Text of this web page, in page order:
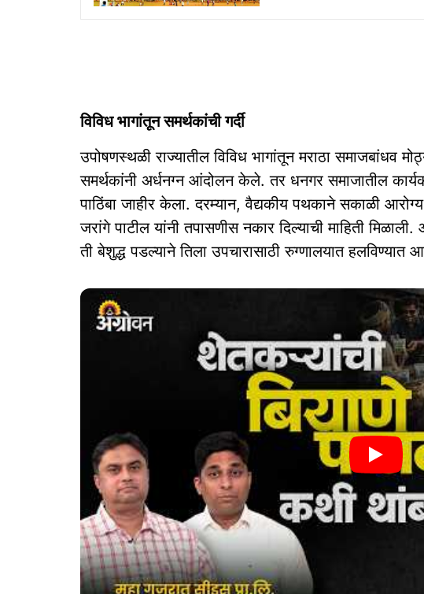
विविध भागांतून समर्थकांची गर्दी
उपोषणस्थळी राज्यातील विविध भागांतून मराठा समाजबांधव
समर्थकांनी अर्धनग्न आंदोलन केले. तर धनगर समाजातील
पाठिंबा जाहीर केला. दरम्यान, वैद्यकीय पथकाने सकाळी
जरांगे पाटील यांनी तपासणीस नकार दिल्याची माहिती
ती बेशुद्ध पडल्याने तिला उपचारासाठी रुग्णालयात हलविण्यात